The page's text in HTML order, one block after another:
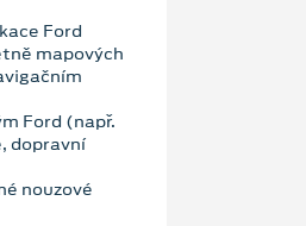
Ford
mapových
Ford (např.
dopravní
nouzové